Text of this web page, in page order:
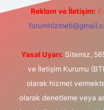
Reklam ve İletişim:
Yasal Uyarı: Sitemiz,
ve İletişim Kurumu
olarak hizmet
olarak denetleme veya